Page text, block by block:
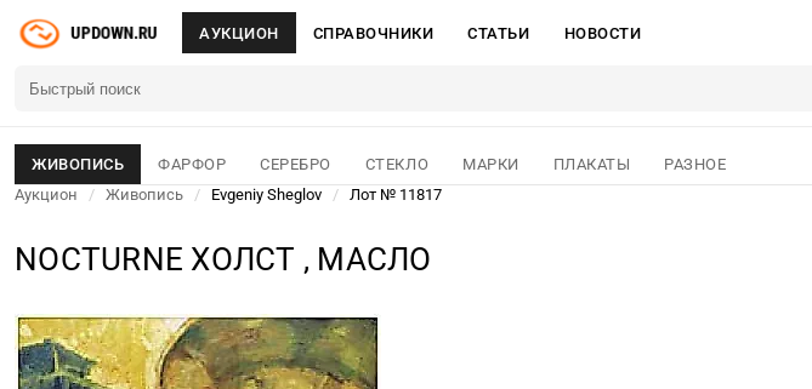
АУКЦИОН СПРАВОЧНИКИ СТАТЬИ НОВОСТИ
ЖИВОПИСЬ ФАРФОР СЕРЕБРО СТЕКЛО МАРКИ ПЛАКАТЫ
РАЗНОЕ
Аукцион
/ Живопись / Evgeniy Sheglov / Лот № 11817
NOCTURNE ХОЛСТ , МАСЛО